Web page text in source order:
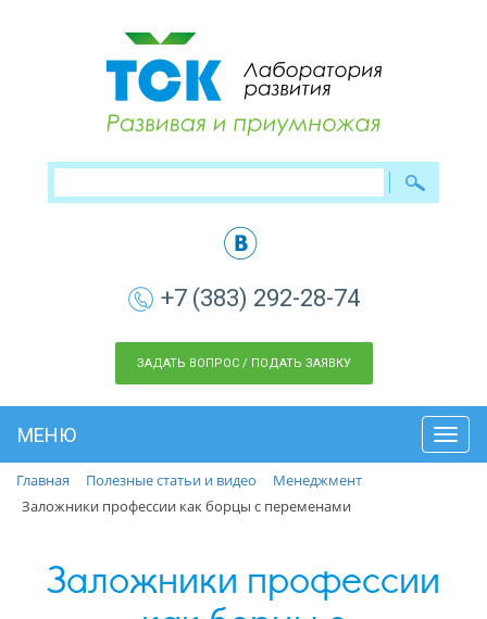
+7 (383) 292-28-74
ЗАДАТЬ ВОПРОС / ПОДАТЬ ЗАЯВКУ
МЕНЮ
Главная
Полезные статьи и видео
Менеджмент
Заложники профессии как борцы с переменами
Заложники профессии